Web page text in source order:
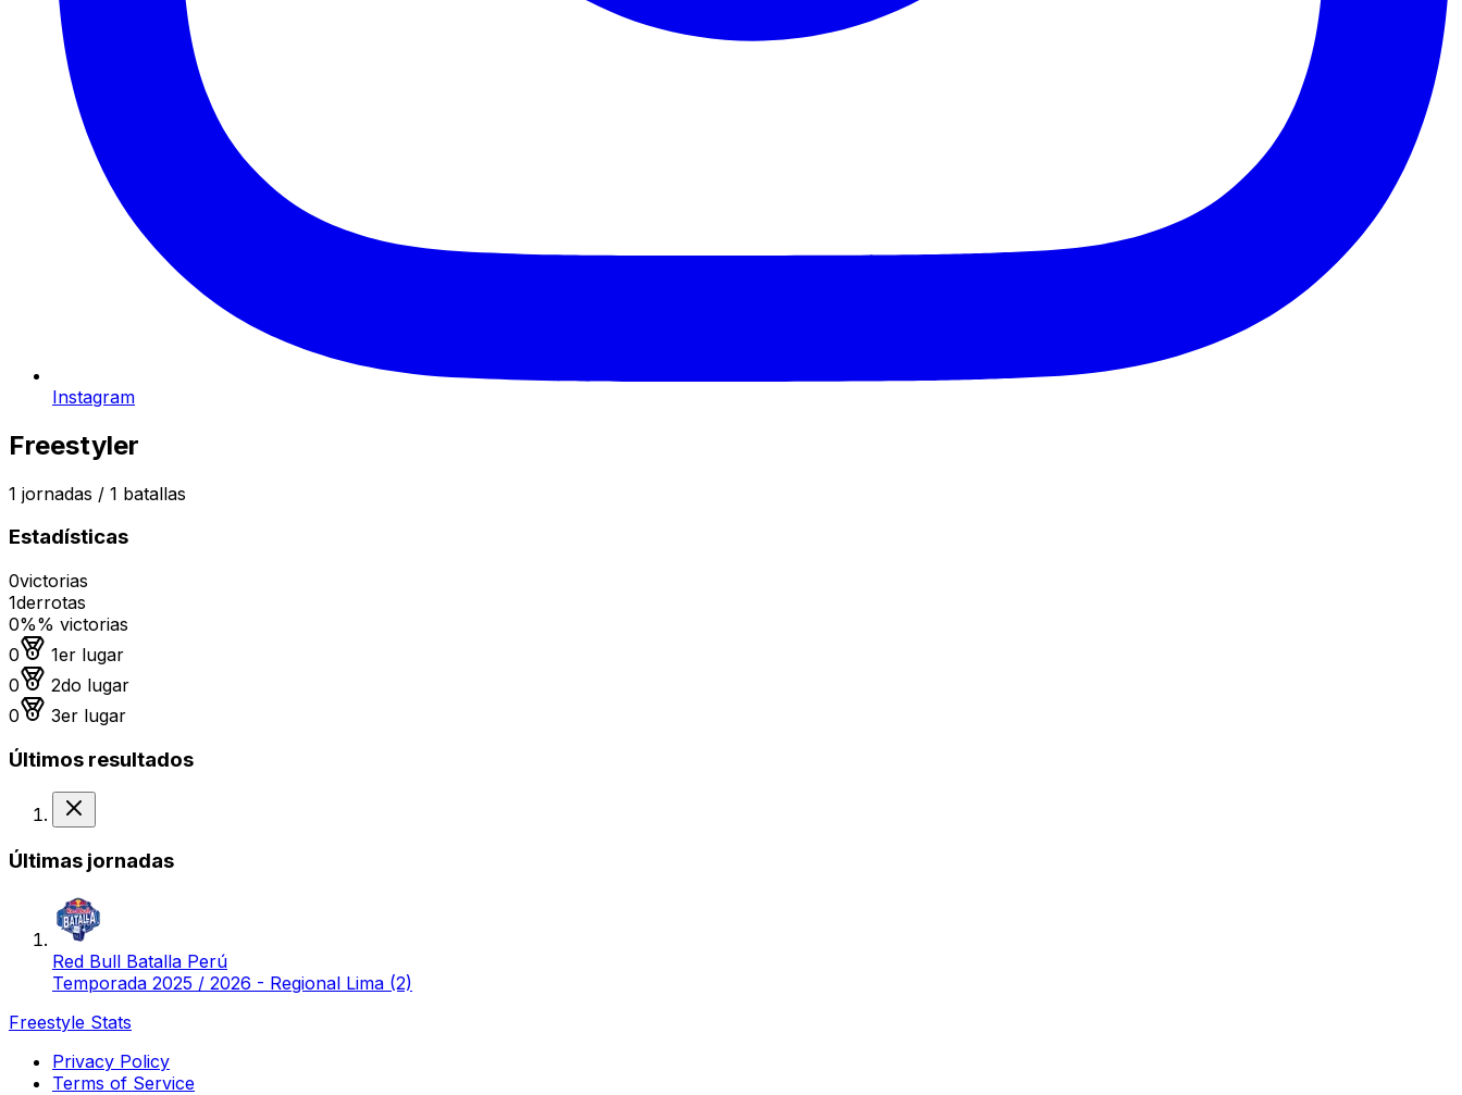
Instagram
Freestyler
1 jornadas / 1 batallas
Estadísticas
0victorias
1derrotas
0%% victorias
0
Medalla de oro
1er lugar
0
Medalla de plata
2do lugar
0
Medalla de bronce
3er lugar
Últimos resultados
Últimas jornadas
Red Bull Batalla Perú
Temporada 2025 / 2026 - Regional Lima (2)
Freestyle Stats
Privacy Policy
Terms of Service